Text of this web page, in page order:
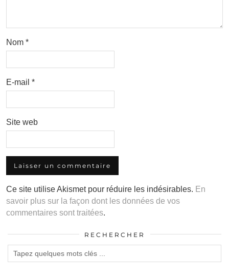
Nom *
E-mail *
Site web
Ce site utilise Akismet pour réduire les indésirables. En
savoir plus sur la façon dont les données de vos
commentaires sont traitées.
RECHERCHER